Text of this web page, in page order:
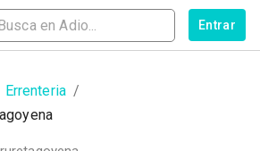
Entrar
Errenteria /